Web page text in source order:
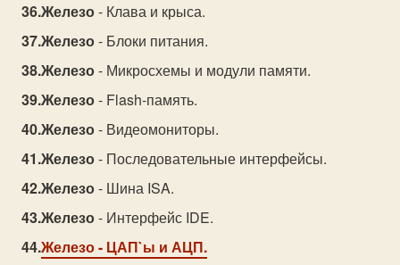
Железо- Клава и крыса.
Железо- Блоки питания.
Железо- Микросхемы и модули памяти.
Железо- Flash-память.
Железо- Видеомониторы.
Железо- Последовательные интерфейсы.
Железо- Шина ISA.
Железо- Интерфейс IDE.
Железо- ЦАП`ы и АЦП.